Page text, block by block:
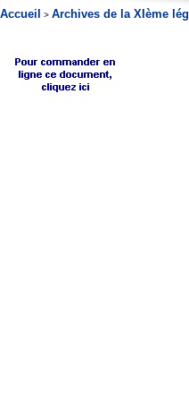
Accueil > Archives de la XIème